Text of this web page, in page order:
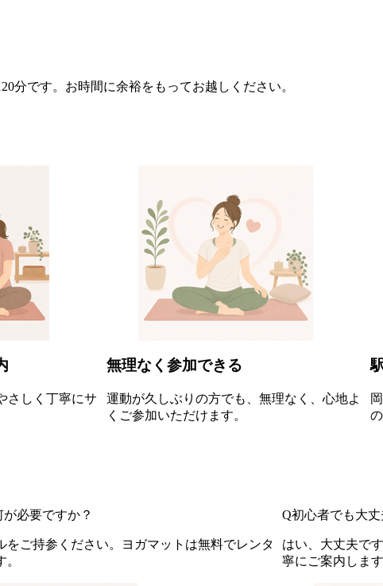
分です。お時間に余裕をもってお越しください。
さしく丁寧にサ
無理なく参加できる
運動が久しぶりの方でも、無理なく、心地よ
くご参加いただけます。
必要ですか？
をご持参ください。ヨガマットは無料でレンタ
Q初心者でも大丈
はい、大丈夫で
寧にご案内します